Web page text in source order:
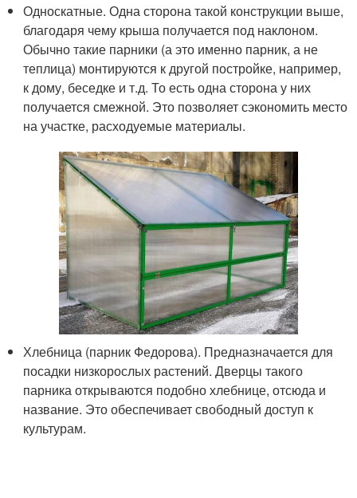
Односкатные. Одна сторона такой конструкции выше,
благодаря чему крыша получается под наклоном.
Обычно такие парники (а это именно парник, а не
теплица) монтируются к другой постройке, например,
к дому, беседке и т.д. То есть одна сторона у них
получается смежной. Это позволяет сэкономить место
на участке, расходуемые материалы.
Хлебница (парник Федорова). Предназначается для
посадки низкорослых растений. Дверцы такого
парника открываются подобно хлебнице, отсюда и
название. Это обеспечивает свободный доступ к
культурам.